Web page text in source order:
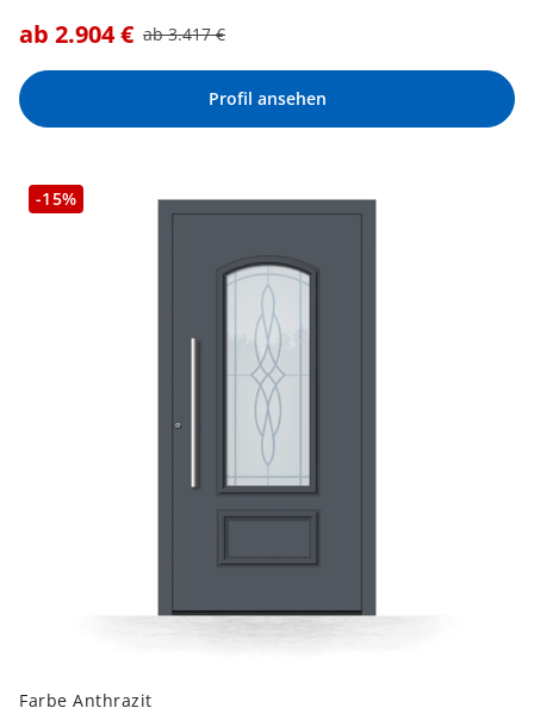
ab 2.904€ ab3.417€
Profil ansehen
-15%
Farbe Anthrazit